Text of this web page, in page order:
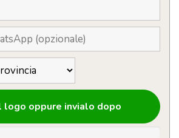
logo oppure invialo dopo